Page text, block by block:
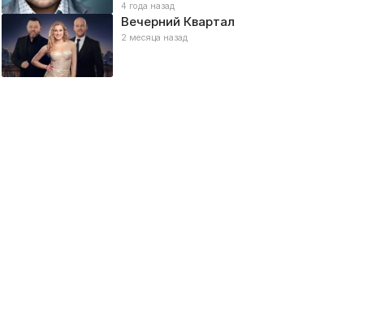
4 года назад
Вечерний Квартал
2 месяца назад